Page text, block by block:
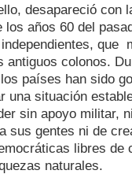
desapareció con
años 60 del
que
antiguos colonos.
países han sido
una situación
sin apoyo militar,
sus gentes ni de
libres de
naturales.